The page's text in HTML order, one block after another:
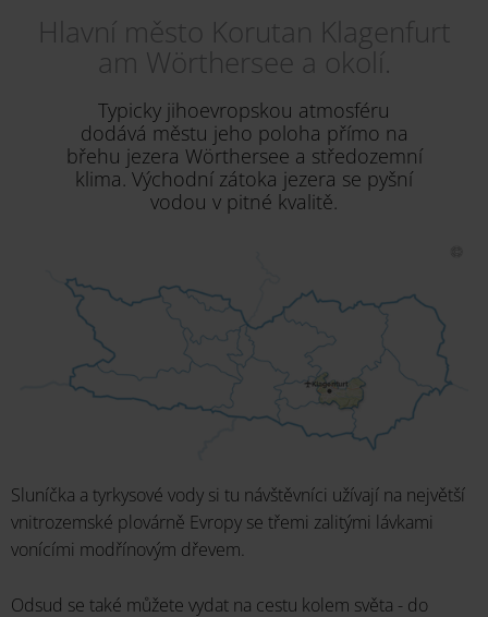
Hlavní město Korutan Klagenfurt
am Wörthersee a okolí.
Typicky jihoevropskou atmosféru
dodává městu jeho poloha přímo na
břehu jezera Wörthersee a středozemní
klima. Východní zátoka jezera se pyšní
vodou v pitné kvalitě.
Sluníčka a tyrkysové vody si tu návštěvníci užívají na největší
vnitrozemské plovárně Evropy se třemi zalitými lávkami
vonícími modřínovým dřevem.
Odsud se také můžete vydat na cestu kolem světa - do